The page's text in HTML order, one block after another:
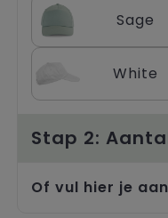
Sage
White
Stap 2:
Of vul hier je